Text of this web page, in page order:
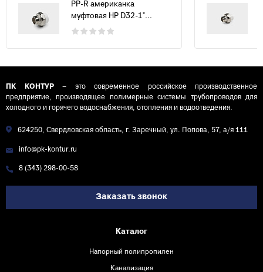
PP-R американка
муфтовая НР D32-1"...
ПК КОНТУР– это современное российское производственное
предприятие, производящее полимерные системы трубопроводов для
холодного и горячего водоснабжения, отопления и водоотведения.
624250, Свердловская область, г. Заречный, ул. Попова, 57, а/я 111
info@pk-kontur.ru
8 (343) 298-00-58
Заказать звонок
Каталог
Напорный полипропилен
Канализация